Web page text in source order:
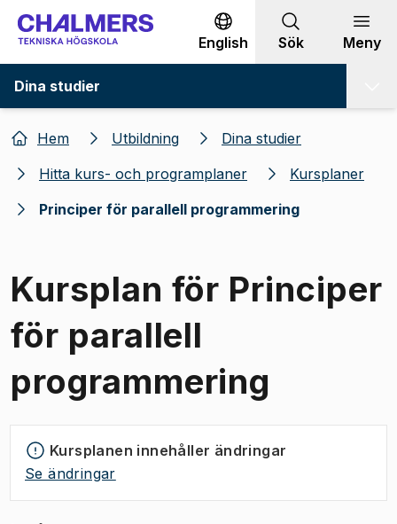
Gå till innehållet
English Sök Meny
Dina studier
Hem Utbildning
Dina studier
Hitta kurs- och programplaner
Kursplaner
Principer för parallell programmering
Kursplan för Principer
för parallell
programmering
Kursplanen innehåller ändringar
Se ändringar